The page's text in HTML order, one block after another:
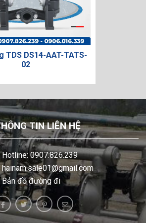
AAT-TATS-
BƠM MÀNG
TIN LIÊN HỆ
Hotline: 0907.826.239
hainam.sale01@gmail.com
Bản đồ đường đi